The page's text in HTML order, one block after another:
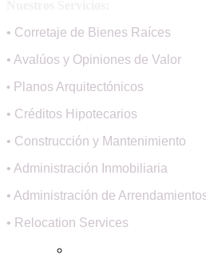
• Corretaje de Bienes Raíces
• Avalúos y Opiniones de Valor
• Planos Arquitectónicos
• Créditos Hipotecarios
• Construcción y Mantenimiento
• Administración Inmobiliaria
• Administración de
• Relocation Services